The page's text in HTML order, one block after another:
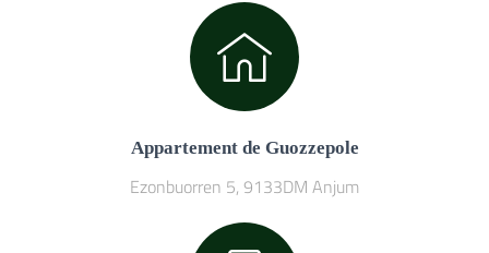
Appartement de Guozzepole
Ezonbuorren 5, 9133DM Anjum